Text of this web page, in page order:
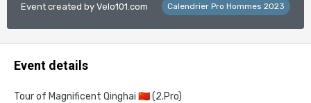
Event created by Velo101.com Calendrier Pro Hommes 2023
Event details
Tour of Magnificent Qinghai 🇨🇳(2.Pro)